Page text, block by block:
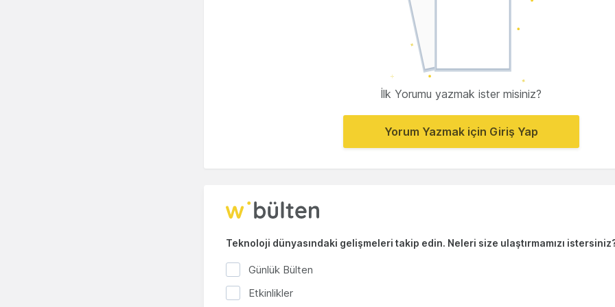
İlk Yorumu yazmak ister misiniz?
Yorum Yazmak için Giriş Yap
Teknoloji dünyasındaki gelişmeleri takip edin. Neleri size ulaştırmamızı
Günlük Bülten
Etkinlikler